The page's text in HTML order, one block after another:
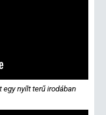
nyílt terű irodában